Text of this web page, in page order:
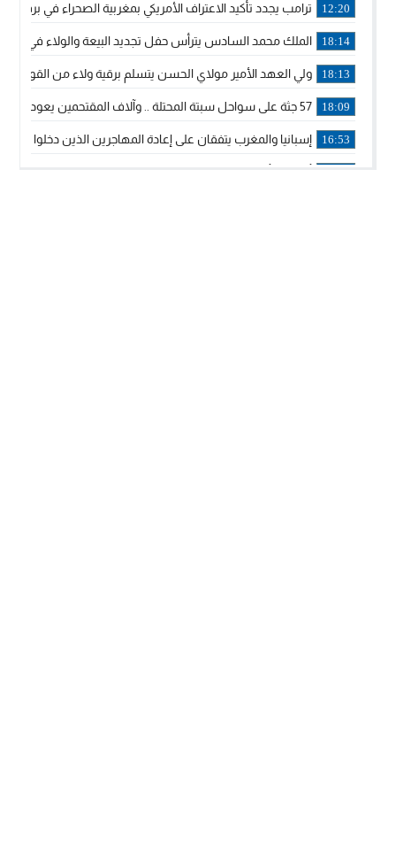
12:20 ترامب يجدد تأكيد الاعتراف الأمريكي بمغربية الصحراء في برقية
18:14 الملك محمد السادس يترأس حفل تجديد البيعة والولاء في
18:13 ولي العهد الأمير مولاي الحسن يتسلم برقية ولاء من القوات
18:09 57 جثة على سواحل سبتة المحتلة .. وآلاف المقتحمين يعودون إلى المغرب
16:53 إسبانيا والمغرب يتفقان على إعادة المهاجرين الذين دخلوا سبتة